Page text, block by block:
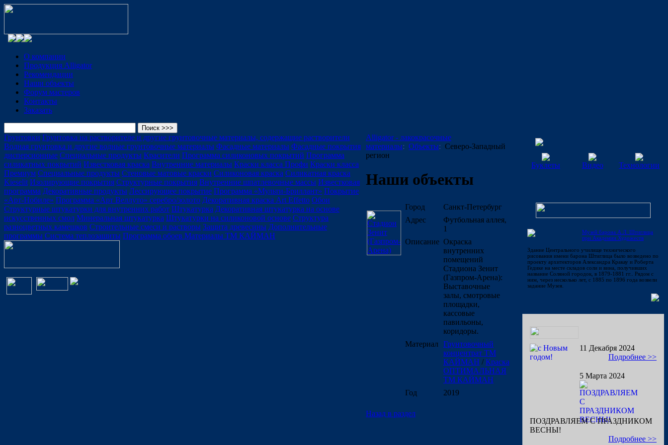
О компании
Продукция Alligator
Рекомендации
Наши объекты
Форум мастеров
Контакты
Заказать
Грунтовки Грунтовка на растворителе и другие грунтовочные материалы, содержащие растворители
Водная грунтовка и другие водные грунтовочные материалы Фасадные материалы Фасадные покрытия
дисперсионные Специальные продукты Красители Программа силиконовых покрытий Программа
силикатных покрытий Известковая краска Внутренние материалы Краски класса Профи Краски класса
Премиум Специальные продукты Стеновые матовые краски Силиконовая краска Силикатная краска
Kieselit Изолирующие покрытия Структурные покрытия Внутренние шпатлевочные массы Известковая
программа Декоративные продукты Лессирующее покрытие Программа «Мульти-Бриллант» Покрытие
«Арт-Нобиле» Программа «Арт Веллуто» серебро/золото Декоративная краска Art Effetto Обои
Структурные штукатурки для внутренних работ Штукатурка Декоративная штукатурка на основе
искусственных смол Минеральная штукатурка Штукатурки на силиконовой основе Структура
разноцветных камешков Строительные смеси и растворы Защита древесины Дополнительные
программы Система теплозащиты Программа обоев Материалы ТМ КАЙМАН
Alligator - лакокрасочные
материалы: Объекты: Северо-Западный
регион
Наши объекты
Город
Санкт-Петербург
Адрес
Футбольная аллея,
1
Описание Окраска
внутренних
помещений
Стадиона Зенит
(Газпром-Арена):
Выставочные
залы, смотровые
площадки,
кассовые
павильоны,
коридоры.
Материал Грунтовочный
концентрат ТМ
КАЙМАН /Краска
ОПТИМАЛЬНАЯ
ТМ КАЙМАН
Год
2019
Назад в раздел
Буклеты Видео Технологии
Музей барона А.Л. Штиглица
при Академии Художеств
Здание Центрального училище технического
рисования имени барона Штиглица было возведено по
проекту архитекторов Александра Кракау и Роберта
Гедике на месте складов соли и вина, получивших
название Соляной городок, в 1879-1881 гг.. Рядом с
ним, через несколько лет, с 1885 по 1896 года возвели
задание Музея.
11 Декабря 2024
Подробнее >>
5 Марта 2024
ПОЗДРАВЛЯЕМ С ПРАЗДНИКОМ
ВЕСНЫ!
Подробнее >>